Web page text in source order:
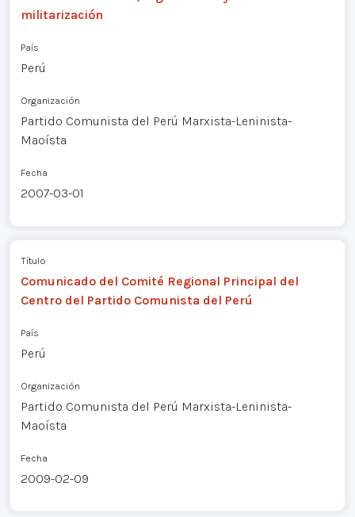
militarización
País
Perú
Organización
Partido Comunista del Perú Marxista-Leninista-
Maoísta
Fecha
2007-03-01
Título
Comunicado del Comité Regional Principal del
Centro del Partido Comunista del Perú
País
Perú
Organización
Partido Comunista del Perú Marxista-Leninista-
Maoísta
Fecha
2009-02-09